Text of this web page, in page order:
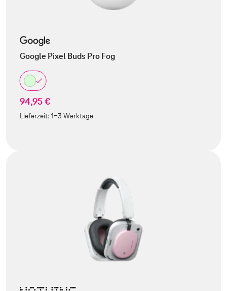
Google Pixel Buds Pro Fog
94,95 €
Lieferzeit:1-3 Werktage